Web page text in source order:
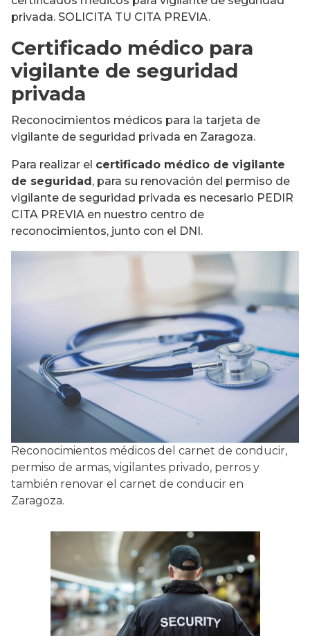
privada. SOLICITA TU CITA PREVIA.
Certificado médico para
vigilante de seguridad
privada
Reconocimientos médicos para la tarjeta de
vigilante de seguridad privada en Zaragoza.
Para realizar el certificado médico de vigilante
de seguridad, para su renovación del permiso de
vigilante de seguridad privada es necesario PEDIR
CITA PREVIA en nuestro centro de
reconocimientos, junto con el DNI.
Reconocimientos médicos del carnet de conducir,
permiso de armas, vigilantes privado, perros y
también renovar el carnet de conducir en
Zaragoza.